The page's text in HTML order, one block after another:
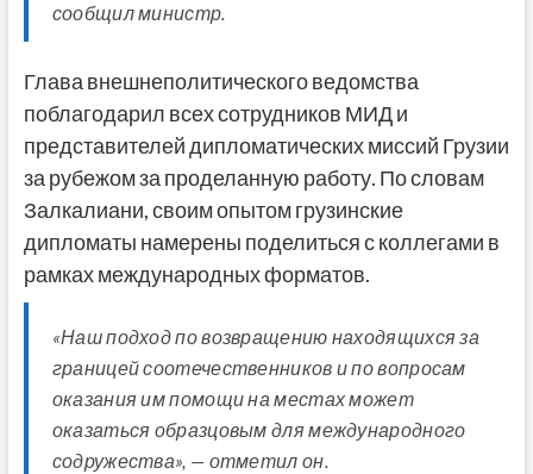
сообщил министр.
Глава внешнеполитического ведомства
поблагодарил всех сотрудников МИД и
представителей дипломатических миссий Грузии
за рубежом за проделанную работу. По словам
Залкалиани, своим опытом грузинские
дипломаты намерены поделиться с коллегами в
рамках международных форматов.
«Наш подход по возвращению находящихся за
границей соотечественников и по вопросам
оказания им помощи на местах может
оказаться образцовым для международного
содружества», — отметил он.